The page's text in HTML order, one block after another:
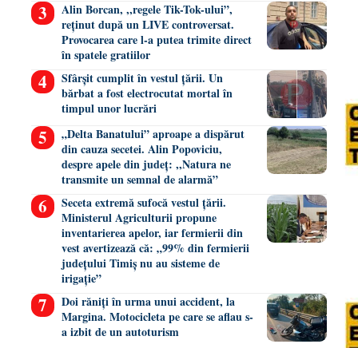
Alin Borcan, ,,regele Tik-Tok-ului”,
reținut după un LIVE controversat.
Provocarea care l-a putea trimite direct
în spatele gratiilor
Sfârșit cumplit în vestul țării. Un
bărbat a fost electrocutat mortal în
timpul unor lucrări
„Delta Banatului” aproape a dispărut
din cauza secetei. Alin Popoviciu,
despre apele din județ: ,,Natura ne
transmite un semnal de alarmă”
Seceta extremă sufocă vestul țării.
Ministerul Agriculturii propune
inventarierea apelor, iar fermierii din
vest avertizează că: „99% din fermierii
județului Timiș nu au sisteme de
irigație”
Doi răniți în urma unui accident, la
Margina. Motocicleta pe care se aflau s-
a izbit de un autoturism